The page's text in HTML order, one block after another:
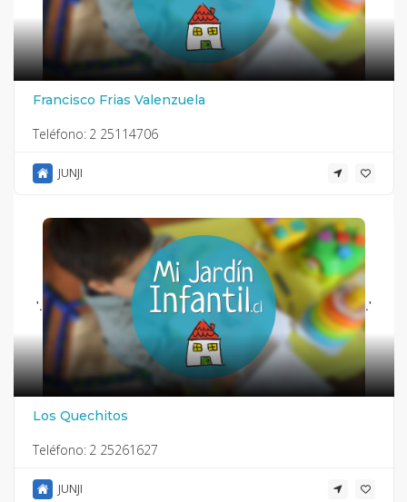
Francisco Frias Valenzuela
Teléfono: 2 25114706
JUNJI
'. .'
Los Quechitos
Teléfono: 2 25261627
JUNJI